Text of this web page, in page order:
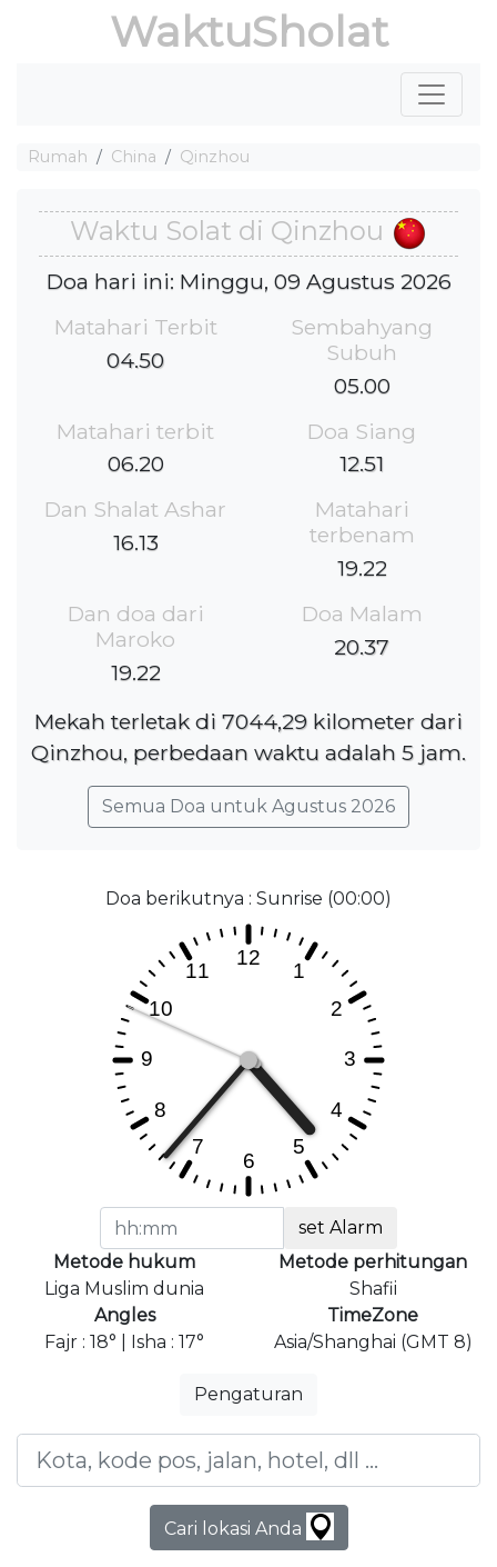
WaktuSholat
Rumah China Qinzhou
Waktu Solat di Qinzhou
Doa hari ini: Minggu, 09 Agustus 2026
Matahari Terbit
04.50
Sembahyang
Subuh
05.00
Matahari terbit
06.20
Doa Siang
12.51
Dan Shalat Ashar
16.13
Matahari
terbenam
19.22
Dan doa dari
Maroko
19.22
Doa Malam
20.37
Mekah terletak di 7044,29 kilometer dari
Qinzhou, perbedaan waktu adalah 5 jam.
Semua Doa untuk Agustus 2026
Doa berikutnya : Sunrise (00:00)
set Alarm
Metode hukum
Liga Muslim dunia
Metode perhitungan
Shafii
Angles
Fajr : 18° | Isha : 17°
TimeZone
Asia/Shanghai (GMT 8)
Pengaturan
Cari lokasi Anda